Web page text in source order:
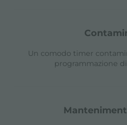
Un comodo timer
programmazione